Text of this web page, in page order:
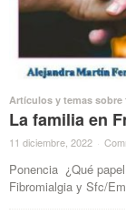
Artículos y temas sobre
La familia en
11 diciembre, 2022 ·
Ponencia ¿Qué
Fibromialgia y Sfc/